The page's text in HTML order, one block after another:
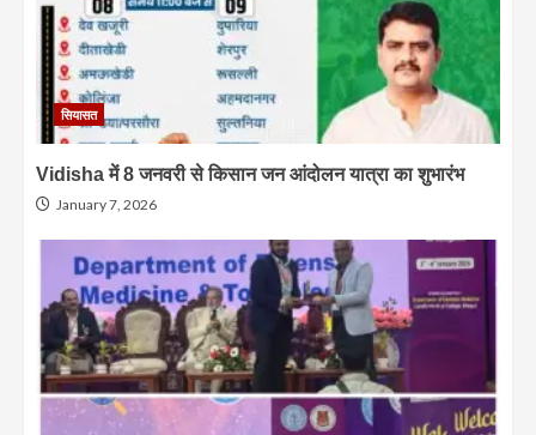
सियासत
Vidisha में 8 जनवरी से किसान जन आंदोलन यात्रा का शुभारंभ
January 7, 2026